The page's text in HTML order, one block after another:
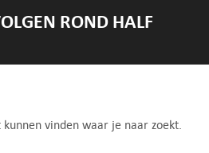
ROND HALF
vinden waar je naar zoekt.